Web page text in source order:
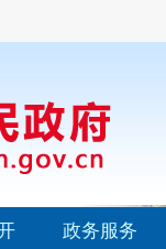
政务服务